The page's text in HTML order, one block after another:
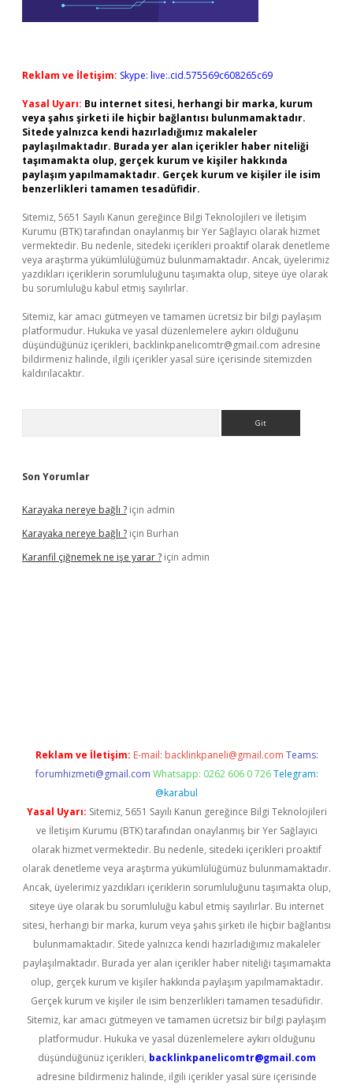
Reklam ve İletişim: Skype: live:.cid.575569c608265c69
Yasal Uyarı: Bu internet sitesi, herhangi bir marka, kurum
veya şahıs şirketi ile hiçbir bağlantısı bulunmamaktadır.
Sitede yalnızca kendi hazırladığımız makaleler
paylaşılmaktadır. Burada yer alan içerikler haber niteliği
taşımamakta olup, gerçek kurum ve kişiler hakkında
paylaşım yapılmamaktadır. Gerçek kurum ve kişiler ile isim
benzerlikleri tamamen tesadüfidir.
Sitemiz, 5651 Sayılı Kanun gereğince Bilgi Teknolojileri ve İletişim
Kurumu (BTK) tarafından onaylanmış bir Yer Sağlayıcı olarak hizmet
vermektedir. Bu nedenle, sitedeki içerikleri proaktif olarak denetleme
veya araştırma yükümlülüğümüz bulunmamaktadır. Ancak, üyelerimiz
yazdıkları içeriklerin sorumluluğunu taşımakta olup, siteye üye olarak
bu sorumluluğu kabul etmiş sayılırlar.
Sitemiz, kar amacı gütmeyen ve tamamen ücretsiz bir bilgi paylaşım
platformudur. Hukuka ve yasal düzenlemelere aykırı olduğunu
düşündüğünüz içerikleri, backlinkpanelicomtr@gmail.com adresine
bildirmeniz halinde, ilgili içerikler yasal süre içerisinde sitemizden
kaldırılacaktır.
Son Yorumlar
Karayaka nereye bağlı ? için admin
Karayaka nereye bağlı ? için Burhan
Karanfil çiğnemek ne işe yarar ? için admin
Reklam ve İletişim: E-mail: backlinkpaneli@gmail.com Teams:
forumhizmeti@gmail.com Whatsapp: 0262 606 0 726 Telegram:
@karabul
Yasal Uyarı: Sitemiz, 5651 Sayılı Kanun gereğince Bilgi Teknolojileri
ve İletişim Kurumu (BTK) tarafından onaylanmış bir Yer Sağlayıcı
olarak hizmet vermektedir. Bu nedenle, sitedeki içerikleri proaktif
olarak denetleme veya araştırma yükümlülüğümüz bulunmamaktadır.
Ancak, üyelerimiz yazdıkları içeriklerin sorumluluğunu taşımakta olup,
siteye üye olarak bu sorumluluğu kabul etmiş sayılırlar. Bu internet
sitesi, herhangi bir marka, kurum veya şahıs şirketi ile hiçbir bağlantısı
bulunmamaktadır. Sitede yalnızca kendi hazırladığımız makaleler
paylaşılmaktadır. Burada yer alan içerikler haber niteliği taşımamakta
olup, gerçek kurum ve kişiler hakkında paylaşım yapılmamaktadır.
Gerçek kurum ve kişiler ile isim benzerlikleri tamamen tesadüfidir.
Sitemiz, kar amacı gütmeyen ve tamamen ücretsiz bir bilgi paylaşım
platformudur. Hukuka ve yasal düzenlemelere aykırı olduğunu
düşündüğünüz içerikleri, backlinkpanelicomtr@gmail.com
adresine bildirmeniz halinde, ilgili içerikler yasal süre içerisinde